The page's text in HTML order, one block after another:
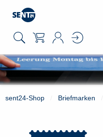
sent24-Shop Briefmarken